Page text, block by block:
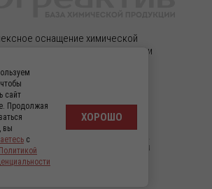
оснащение химической
реактивами высокой очистки и
Югреактив — (с) — Все права защищены.
интернет-магазина в Megagroup.ru
Политика конфиденциальности
сайт
Продолжая
вы
с
Политикой
ХОРОШО